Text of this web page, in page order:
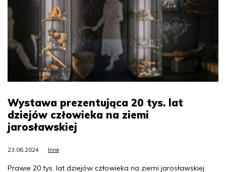
Wystawa prezentująca 20 tys. lat
dziejów człowieka na ziemi
jarosławskiej
23.06.2024 Inne
Prawie 20 tys. lat dziejów człowieka na ziemi jarosławskiej